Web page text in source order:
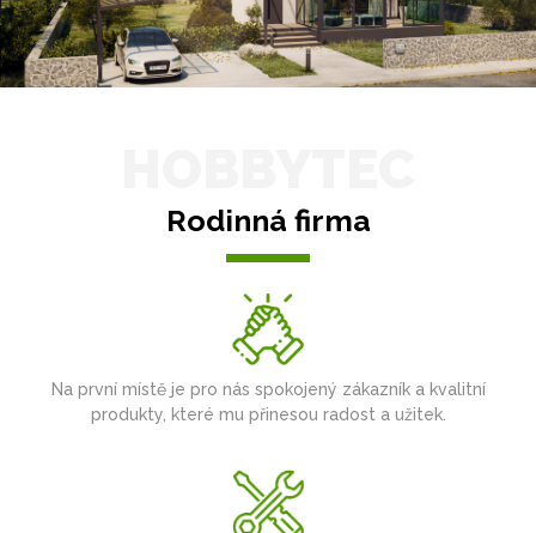
Rodinná firma
Na první místě je pro nás spokojený zákazník a kvalitní
produkty, které mu přinesou radost a užitek.